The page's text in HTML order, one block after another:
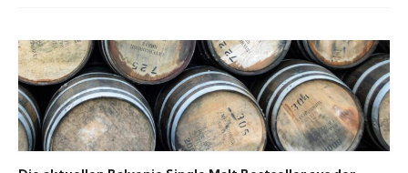
Preishits
Probiersets
Raritäten